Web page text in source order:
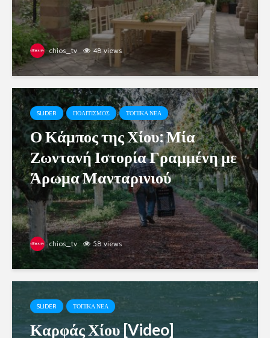
chios_tv 48 views
SLIDER ΠΟΛΙΤΙΣΜΟΣ ΤΟΠΙΚΑ ΝΕΑ
Ο Κάμπος της Χίου: Μία
Ζωντανή Ιστορία Γραμμένη με
Άρωμα Μανταρινιού
chios_tv 58 views
SLIDER ΤΟΠΙΚΑ ΝΕΑ
Καρφάς Χίου [Video]